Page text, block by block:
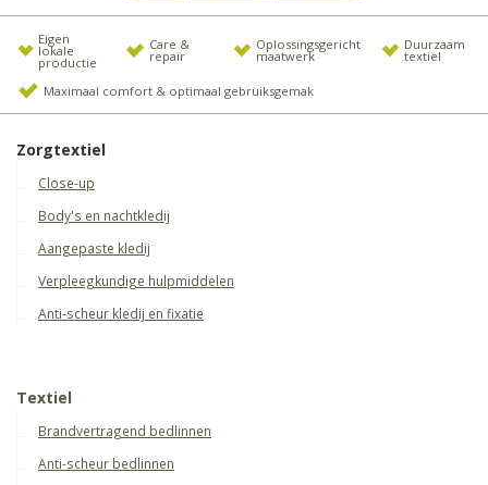
Eigen
lokale
productie
Care &
repair
Oplossingsgericht
maatwerk
Duurzaam
textiel
Maximaal comfort & optimaal gebruiksgemak
Zorgtextiel
Close-up
Body's en nachtkledij
Aangepaste kledij
Verpleegkundige hulpmiddelen
Anti-scheur kledij en fixatie
Textiel
Brandvertragend bedlinnen
Anti-scheur bedlinnen